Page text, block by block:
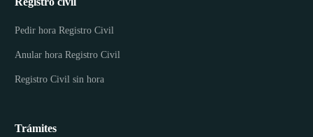
Pedir hora Registro Civil
Anular hora Registro Civil
Registro Civil sin hora
Trámites